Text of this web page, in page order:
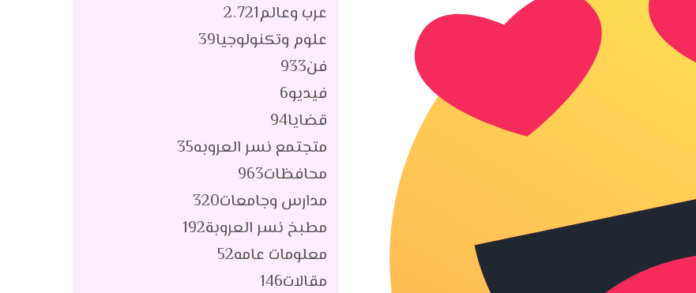
عرب وعالم2٬721
علوم وتكنولوجيا39
فن933
فيديو6
قضايا94
متجتمع نسر العروبه35
محافظات963
مدارس وجامعات320
مطبخ نسر العروبة192
معلومات عامه52
مقالات146